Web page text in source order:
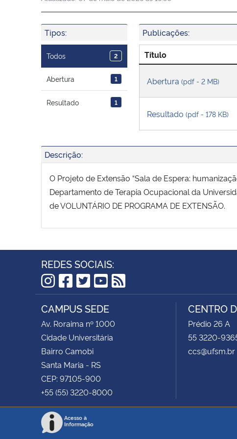
Tipos:
Todos 2
Abertura 1
Resultado 1
Publicações:
Título
Abertura (pdf - 2 MB)
Resultado (pdf - 178 KB)
Descrição:
O Projeto de Extensão “Sala de Espera:
Departamento de Terapia Ocupacional da
de VOLUNTÁRIO DE PROGRAMA DE EXTENSÃO.
REDES SOCIAIS:
Instagram
Facebook
Twitter
YouTube
RSS
CAMPUS SEDE
Av. Roraima nº 1000
Cidade Universitária
Bairro Camobi
Santa Maria - RS
CEP: 97105-900
+55 (55) 3220-8000
CENTRO
Prédio 26 A
55 3220-
ccs@ufsm.br
Acesso à
Informação